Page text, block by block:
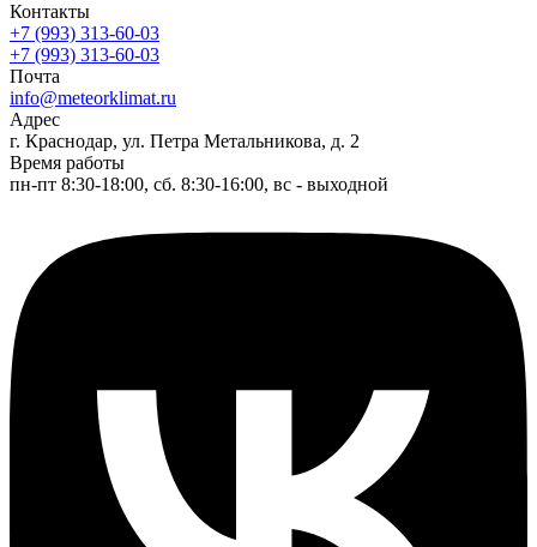
Контакты
+7 (993) 313-60-03
+7 (993) 313-60-03
Почта
info@meteorklimat.ru
Адрес
г. Краснодар, ул. Петра Метальникова, д. 2
Время работы
пн-пт 8:30-18:00, сб. 8:30-16:00, вс - выходной